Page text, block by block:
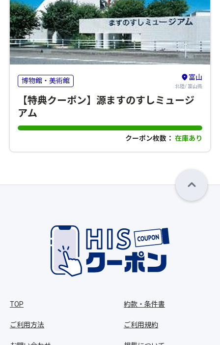
博物館・美術館 富山
北陸/ 富山県
【特典クーポン】源ますのすしミュージ
アム
クーポン枚数： 在庫あり
TOP
ご利用方法
約款・条件書
ご利用規約